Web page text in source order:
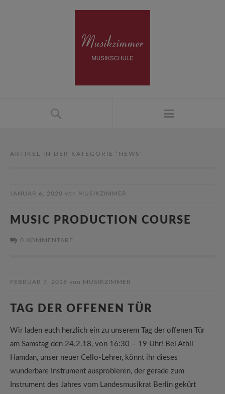
ARTIKEL IN DER KATEGORIE ‘ NEWS ’
JANUAR 6, 2020 von MUSIKZIMMER
MUSIC PRODUCTION COURSE
0 KOMMENTARE
FEBRUAR 7, 2018 von MUSIKZIMMER
TAG DER OFFENEN TÜR
Wir laden euch herzlich ein zu unserem Tag der offenen Tür
am Samstag den 24.2.18, von 16:30 – 19 Uhr! Bei Athil
Hamdan, unser neuer Cello-Lehrer, könnt ihr dieses
wunderbare Instrument ausprobieren, der gerade zum
Instrument des Jahres vom Landesmusikrat Berlin gekürt